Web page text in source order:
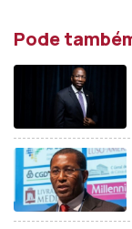
Pode